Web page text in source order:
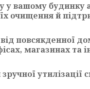
у вашому будинку
очищення й
повсякденної
магазинах та
утилізації